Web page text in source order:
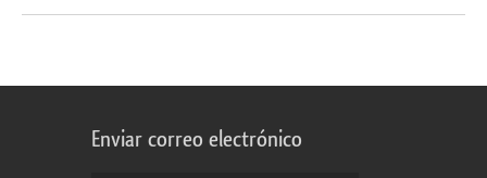
Enviar correo electrónico